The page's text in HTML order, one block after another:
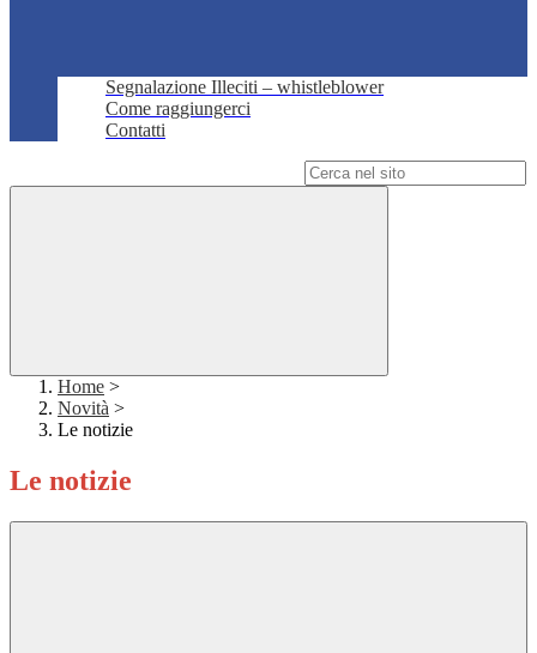
Segnalazione Illeciti – whistleblower
Come raggiungerci
Contatti
Home >
Novità >
Le notizie
Le notizie